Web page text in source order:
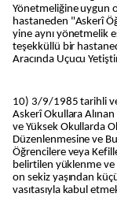
Yönetmeliğine uygun
hastaneden "Askerî
yine aynı yönetmelik
teşekküllü bir
Aracında Uçucu
10) 3/9/1985 tarihli ve
Askerî Okullara
ve Yüksek Okullarda
Düzenlenmesine ve
Öğrencilere veya
belirtilen yüklenme
on sekiz yaşından
vasıtasıyla kabul